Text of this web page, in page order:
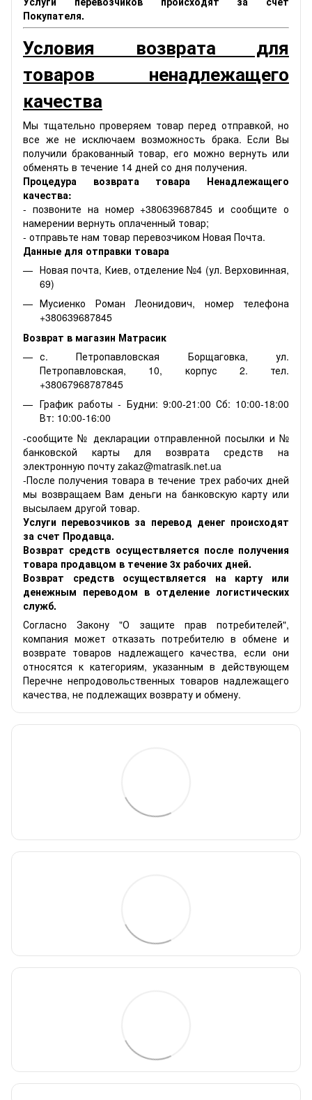
Покупателя.
Условия возврата для
товаров ненадлежащего
качества
Мы тщательно проверяем товар перед отправкой, но
все же не исключаем возможность брака. Если Вы
получили бракованный товар, его можно вернуть или
обменять в течение 14 дней со дня получения.
Процедура возврата товара Ненадлежащего
качества:
- позвоните на номер +380639687845 и сообщите о
намерении вернуть оплаченный товар;
- отправьте нам товар перевозчиком Новая Почта.
Данные для отправки товара
Новая почта, Киев, отделение №4 (ул. Верховинная,
69)
Мусиенко Роман Леонидович, номер телефона
+380639687845
Возврат в магазин Матрасик
с. Петропавловская Борщаговка, ул.
Петропавловская, 10, корпус 2. тел.
+38067968787845
График работы - Будни: 9:00-21:00 Сб: 10:00-18:00
Вт: 10:00-16:00
-сообщите № декларации отправленной посылки и №
банковской карты для возврата средств на
электронную почту zakaz@matrasik.net.ua
-После получения товара в течение трех рабочих дней
мы возвращаем Вам деньги на банковскую карту или
высылаем другой товар.
Услуги перевозчиков за перевод денег происходят
за счет Продавца.
Возврат средств осуществляется после получения
товара продавцом в течение 3х рабочих дней.
Возврат средств осуществляется на карту или
денежным переводом в отделение логистических
служб.
Согласно Закону "О защите прав потребителей",
компания может отказать потребителю в обмене и
возврате товаров надлежащего качества, если они
относятся к категориям, указанным в действующем
Перечне непродовольственных товаров надлежащего
качества, не подлежащих возврату и обмену.